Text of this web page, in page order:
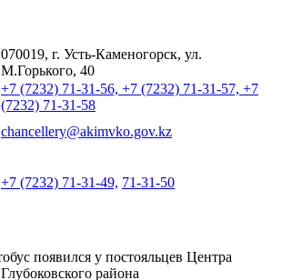
070019, г. Усть-Каменогорск, ул.
М.Горького, 40
+7 (7232) 71-31-56, +7 (7232) 71-31-57, +7
(7232) 71-31-58
chancellery@akimvko.gov.kz
+7 (7232) 71-31-49, 71-31-50